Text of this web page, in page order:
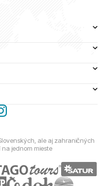
ale aj zahraničných
jednom mieste